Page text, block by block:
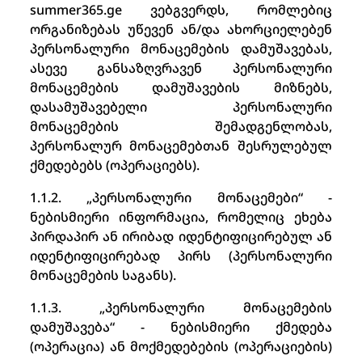
summer365.ge ვებგვერდს, რომლებიც
ორგანიზებას უწევენ ან/და ახორციელებენ
პერსონალური მონაცემების დამუშავებას,
ასევე განსაზღვრავენ პერსონალური
მონაცემების დამუშავების მიზნებს,
დასამუშავებელი პერსონალური
მონაცემების შემადგენლობას,
პერსონალურ მონაცემებთან შესრულებულ
ქმედებებს (ოპერაციებს).
1.1.2. „პერსონალური მონაცემები“ -
ნებისმიერი ინფორმაცია, რომელიც ეხება
პირდაპირ ან ირიბად იდენტიფიცირებულ ან
იდენტიფიცირებად პირს (პერსონალური
მონაცემების საგანს).
1.1.3. „პერსონალური მონაცემების
დამუშავება“ - ნებისმიერი ქმედება
(ოპერაცია) ან მოქმედებების (ოპერაციების)